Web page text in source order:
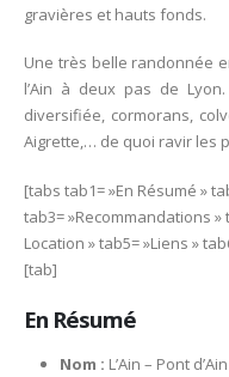
gravières et hauts fonds.
Une très belle randonnée
l’Ain à deux pas de
diversifiée, cormorans,
Aigrette,… de quoi ravir les
[tabs tab1= »En Résumé »
tab3= »Recommandations »
Location » tab5= »Liens »
[tab]
En Résumé
Nom : L’Ain – Pont